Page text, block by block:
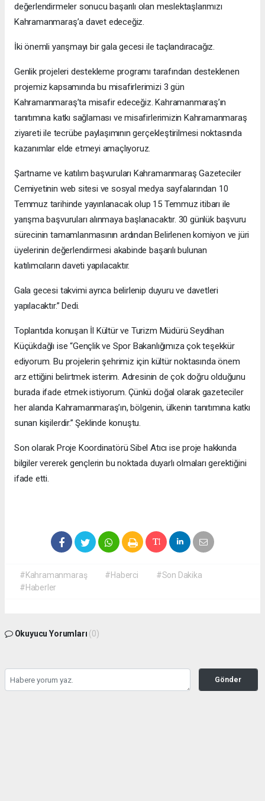
değerlendirmeler sonucu başarılı olan meslektaşlarımızı
Kahramanmaraş’a davet edeceğiz.
İki önemli yarışmayı bir gala gecesi ile taçlandıracağız.
Genlik projeleri destekleme programı tarafından desteklenen
projemiz kapsamında bu misafirlerimizi 3 gün
Kahramanmaraş’ta misafir edeceğiz. Kahramanmaraş’ın
tanıtımına katkı sağlaması ve misafirlerimizin Kahramanmaraş
ziyareti ile tecrübe paylaşımının gerçekleştirilmesi noktasında
kazanımlar elde etmeyi amaçlıyoruz.
Şartname ve katılım başvuruları Kahramanmaraş Gazeteciler
Cemiyetinin web sitesi ve sosyal medya sayfalarından 10
Temmuz tarihinde yayınlanacak olup 15 Temmuz itibarı ile
yarışma başvuruları alınmaya başlanacaktır. 30 günlük başvuru
sürecinin tamamlanmasının ardından Belirlenen komiyon ve jüri
üyelerinin değerlendirmesi akabinde başarılı bulunan
katılımcıların daveti yapılacaktır.
Gala gecesi takvimi ayrıca belirlenip duyuru ve davetleri
yapılacaktır.” Dedi.
Toplantıda konuşan İl Kültür ve Turizm Müdürü Seydihan
Küçükdağlı ise “Gençlik ve Spor Bakanlığımıza çok teşekkür
ediyorum. Bu projelerin şehrimiz için kültür noktasında önem
arz ettiğini belirtmek isterim. Adresinin de çok doğru olduğunu
burada ifade etmek istiyorum. Çünkü doğal olarak gazeteciler
her alanda Kahramanmaraş’ın, bölgenin, ülkenin tanıtımına katkı
sunan kişilerdir.” Şeklinde konuştu.
Son olarak Proje Koordinatörü Sibel Atıcı ise proje hakkında
bilgiler vererek gençlerin bu noktada duyarlı olmaları gerektiğini
ifade etti.
#Kahramanmaraş #Haberci
#Son Dakika
#Haberler
Okuyucu Yorumları (0)
Gönder